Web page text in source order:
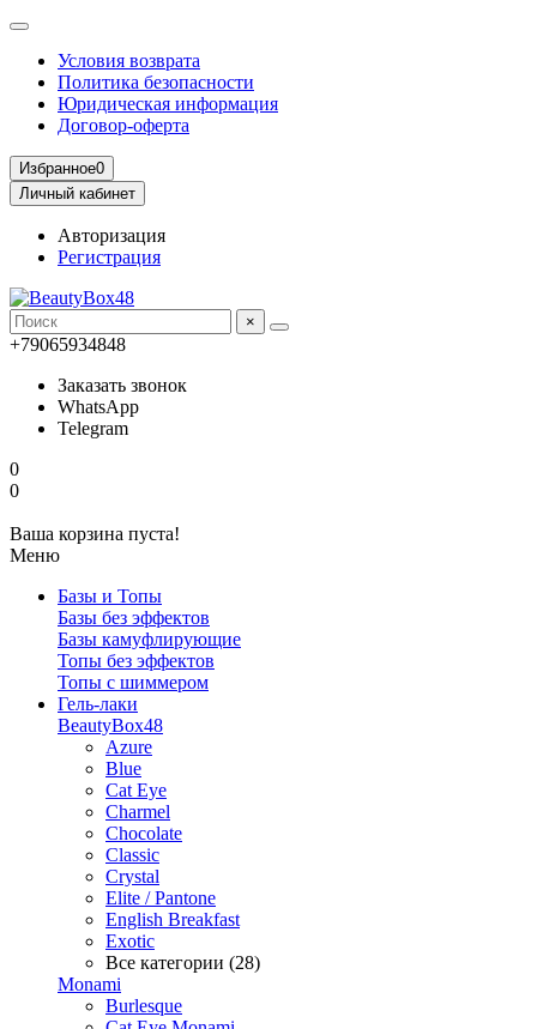
Условия возврата
Политика безопасности
Юридическая информация
Договор-оферта
Избранное0
Личный кабинет
Авторизация
Регистрация
×
+79065934848
Заказать звонок
WhatsApp
Telegram
0
0
Ваша корзина пуста!
Меню
Базы и Топы
Базы без эффектов
Базы камуфлирующие
Топы без эффектов
Топы с шиммером
Гель-лаки
BeautyBox48
Azure
Blue
Cat Eye
Charmel
Chocolate
Classic
Crystal
Elite / Pantone
English Breakfast
Exotic
Все категории (28)
Monami
Burlesque